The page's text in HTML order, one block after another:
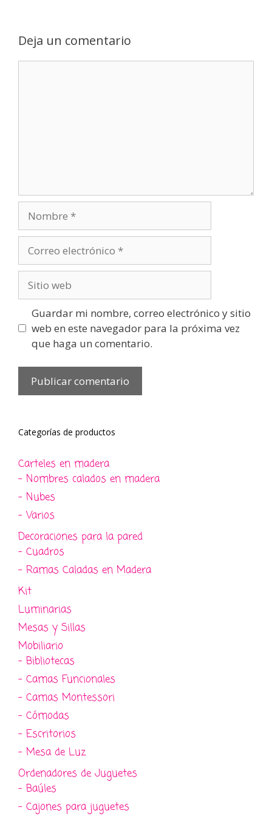
Deja un comentario
electrónico
web
Guardar mi nombre, correo electrónico y sitio
web en este navegador para la próxima vez
que haga un comentario.
Categorías de productos
Carteles en madera
- Nombres calados en madera
- Nubes
- Varios
Decoraciones para la pared
- Cuadros
- Ramas Caladas en Madera
Kit
Luminarias
Mesas y Sillas
Mobiliario
- Bibliotecas
- Camas Funcionales
- Camas Montessori
- Cómodas
- Escritorios
- Mesa de Luz
Ordenadores de Juguetes
- Baúles
- Cajones para juguetes